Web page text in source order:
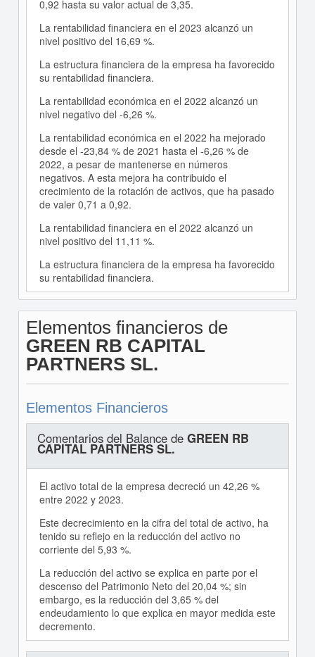
0,92 hasta su valor actual de 3,35.
La rentabilidad financiera en el 2023 alcanzó un
nivel positivo del 16,69 %.
La estructura financiera de la empresa ha favorecido
su rentabilidad financiera.
La rentabilidad económica en el 2022 alcanzó un
nivel negativo del -6,26 %.
La rentabilidad económica en el 2022 ha mejorado
desde el -23,84 % de 2021 hasta el -6,26 % de
2022, a pesar de mantenerse en números
negativos. A esta mejora ha contribuido el
crecimiento de la rotación de activos, que ha pasado
de valer 0,71 a 0,92.
La rentabilidad financiera en el 2022 alcanzó un
nivel positivo del 11,11 %.
La estructura financiera de la empresa ha favorecido
su rentabilidad financiera.
Elementos financieros de
GREEN RB CAPITAL
PARTNERS SL.
Elementos Financieros
Comentarios del Balance de GREEN RB
CAPITAL PARTNERS SL.
El activo total de la empresa decreció un 42,26 %
entre 2022 y 2023.
Este decrecimiento en la cifra del total de activo, ha
tenido su reflejo en la reducción del activo no
corriente del 5,93 %.
La reducción del activo se explica en parte por el
descenso del Patrimonio Neto del 20,04 %; sin
embargo, es la reducción del 3,65 % del
endeudamiento lo que explica en mayor medida este
decremento.